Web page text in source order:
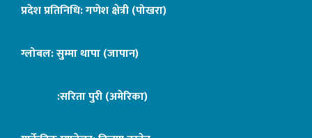
प्रदेश प्रतिनिधि: गणेश क्षेत्री (पोखरा)
ग्लोबल: सुम्मा थापा (जापान)
:सरिता पुरी (अमेरिका)